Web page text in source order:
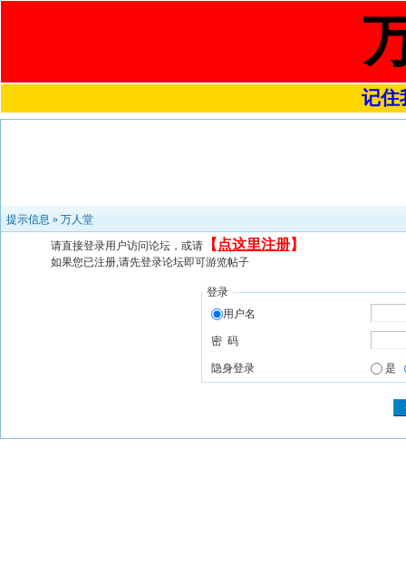
记住
提示信息 » 万人堂
请直接登录用户访问论坛，或请 【 点这里注册】
如果您已注册,请先登录论坛即可游览帖子
登录
用户名
密 码
隐身登录 是